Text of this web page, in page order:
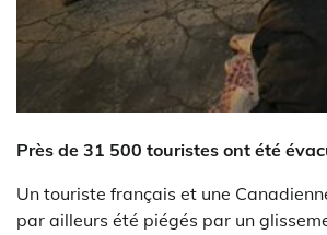
Près de 31 500 touristes ont été
Un touriste français et une
par ailleurs été piégés par un